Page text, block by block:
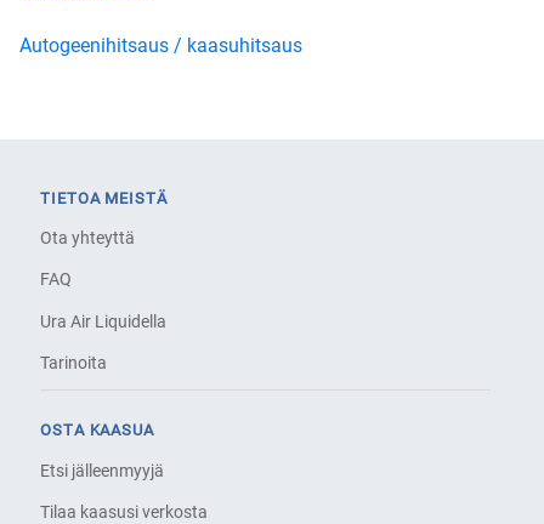
Autogeenihitsaus / kaasuhitsaus
TIETOA MEISTÄ
Ota yhteyttä
FAQ
Ura Air Liquidella
Tarinoita
OSTA KAASUA
Etsi jälleenmyyjä
Tilaa kaasusi verkosta